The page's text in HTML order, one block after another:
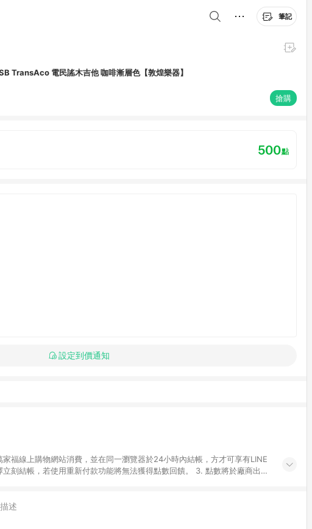
筆記
TransAco 電民謠木吉他 咖啡漸層色【敦煌樂器】
搶購
500點
設定到價通知
福線上購物網站消費，並在同一瀏覽器於24小時內結帳，方才可享有LINE
刻結帳，若使用重新付款功能將無法獲得點數回饋。 3. 點數將於廠商出貨
事業股份有限公司方進行訂單資格確認。 康達盛通線上購物希望提供簡
述